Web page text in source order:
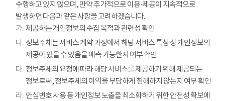
수행하고 있지 않으며, 만약 추가적으로 이용·제공이 지속적으로
발생하면 다음과 같은 사항을 고려하겠습니다.
가. 제공하는 개인정보의 수집 목적과 관련성 확인
나. 정보주체는 서비스 계약 과정에서 해당 서비스 특성 상 개인정보의
제공이 있을 수 있음을 예측 가능한지 여부 확인
다. 정보주체의 요청에 따라 해당 서비스를 제공하기 위해 제공되는
정보로써, 정보주체의 이익을 부당하게 침해하지 않는지 여부 확인
라. 안심번호 사용 등 개인정보 노출을 최소화하기 위한 안전성 확보에